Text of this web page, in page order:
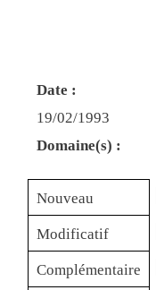
Date :
19/02/1993
Domaine(s) :
Nouveau
Modificatif
Complémentaire